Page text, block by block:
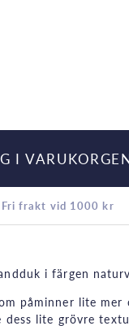
I
frakt vid 1000 kr
i färgen
påminner lite
lite grövre